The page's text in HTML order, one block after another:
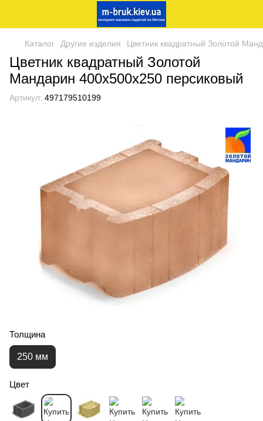
Каталог Другие изделия Цветник квадратный Золотой
Цветник квадратный Золотой
Мандарин 400х500х250 персиковый
Артикул: 497179510199
Толщина
250 мм
Цвет